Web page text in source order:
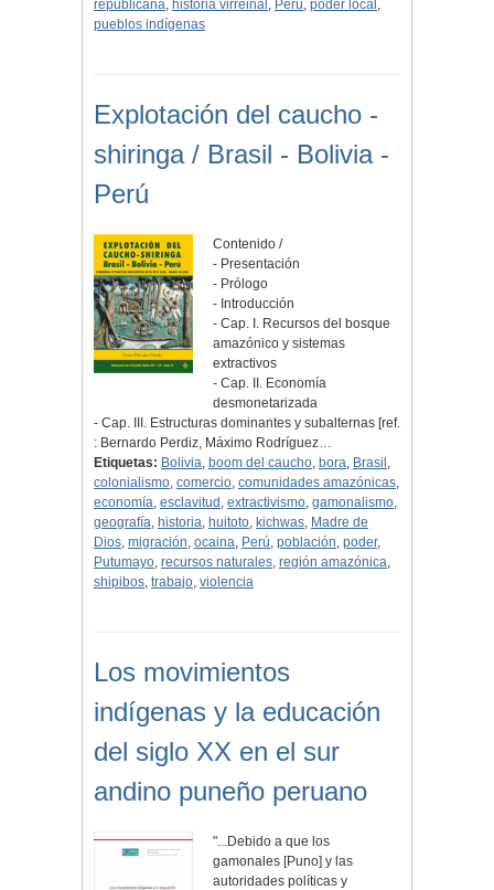
republicana, historia virreinal , Perú, poder local ,
pueblos indígenas
Explotación del caucho -
shiringa / Brasil - Bolivia -
Perú
Contenido /
- Presentación
- Prólogo
- Introducción
- Cap. I. Recursos del bosque
amazónico y sistemas
extractivos
- Cap. II. Economía
desmonetarizada
- Cap. III. Estructuras dominantes y subalternas [ref.
: Bernardo Perdiz, Máximo Rodríguez…
Etiquetas: Bolivia, boom del caucho, bora, Brasil ,
colonialismo, comercio, comunidades amazónicas,
economía, esclavitud , extractivismo, gamonalismo,
geografía, historia, huitoto, kichwas, Madre de
Dios, migración, ocaina, Perú, población, poder,
Putumayo, recursos naturales, región amazónica,
shipibos, trabajo, violencia
Los movimientos
indígenas y la educación
del siglo XX en el sur
andino puneño peruano
"...Debido a que los
gamonales [Puno] y las
autoridades políticas y